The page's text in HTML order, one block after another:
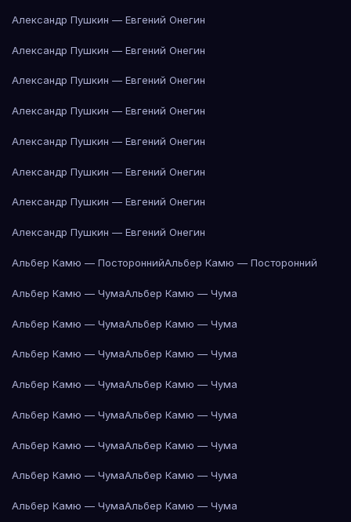
Александр Пушкин — Евгений Онегин
Александр Пушкин — Евгений Онегин
Александр Пушкин — Евгений Онегин
Александр Пушкин — Евгений Онегин
Александр Пушкин — Евгений Онегин
Александр Пушкин — Евгений Онегин
Александр Пушкин — Евгений Онегин
Александр Пушкин — Евгений Онегин
Альбер Камю — ПостороннийАльбер Камю — Посторонний
Альбер Камю — ЧумаАльбер Камю — Чума
Альбер Камю — ЧумаАльбер Камю — Чума
Альбер Камю — ЧумаАльбер Камю — Чума
Альбер Камю — ЧумаАльбер Камю — Чума
Альбер Камю — ЧумаАльбер Камю — Чума
Альбер Камю — ЧумаАльбер Камю — Чума
Альбер Камю — ЧумаАльбер Камю — Чума
Альбер Камю — ЧумаАльбер Камю — Чума